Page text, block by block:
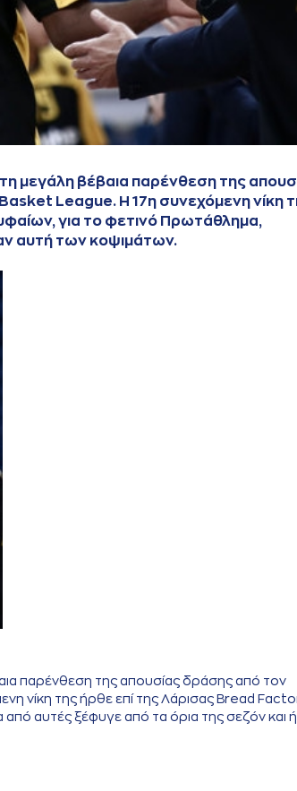
μεγάλη βέβαια παρένθεση της
League. Η 17η συνεχόμενη νίκη
για το φετινό Πρωτάθλημα,
αυτή των κοψιμάτων.
παρένθεση της απουσίας δράσης από τον
νίκη της ήρθε επί της Λάρισας Bread
αυτές ξέφυγε από τα όρια της σεζόν και